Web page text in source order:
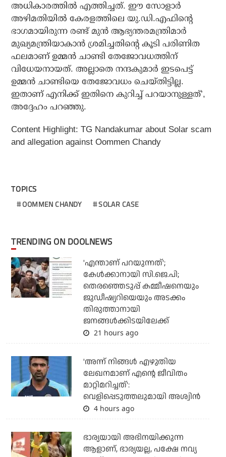
അധികാരത്തില്‍ എത്തിച്ചത്. ഈ സോളാര്‍
അഴിമതിയില്‍ കേരളത്തിലെ യു.ഡി.എഫിന്റെ
ഭാഗമായിരുന്ന രണ്ട് മുന്‍ ആഭ്യന്തരമന്ത്രിമാര്‍
മുഖ്യമന്ത്രിയാകാന്‍ ശ്രമിച്ചതിന്റെ കൂടി പരിണിത
ഫലമാണ് ഉമ്മന്‍ ചാണ്ടി തേജോവധത്തിന്
വിധേയനായത്. അല്ലാതെ നന്ദകുമാര്‍ ഇടപെട്ട്
ഉമ്മന്‍ ചാണ്ടിയെ തേജോവധം ചെയ്തിട്ടില്ല.
ഇതാണ് എനിക്ക് ഇതിനെ കുറിച്ച് പറയാനുള്ളത്’,
അദ്ദേഹം പറഞ്ഞു.
Content Highlight: TG Nandakumar about Solar scam
and allegation against Oommen Chandy
TOPICS
OOMMEN CHANDY SOLAR CASE
TRENDING ON DOOLNEWS
'എന്താണ് പറയുന്നത്';
കേള്‍ക്കാനായി സി.ജെ.പി;
തെരഞ്ഞെടുപ്പ് കമ്മീഷനെയും
ജുഡീഷ്യറിയെയും അടക്കം
തിരുത്താനായി
ജനങ്ങള്‍ക്കിടയിലേക്ക്
21 hours ago
'അന്ന് നിങ്ങള്‍ എഴുതിയ
ലേഖനമാണ് എന്റെ ജീവിതം
മാറ്റിമറിച്ചത്':
വെളിപ്പെടുത്തലുമായി അശ്വിന്‍
4 hours ago
ഭാര്യയായി അഭിനയിക്കുന്ന
ആളാണ്, ഭാര്യയല്ല, പക്ഷേ നവ്യ